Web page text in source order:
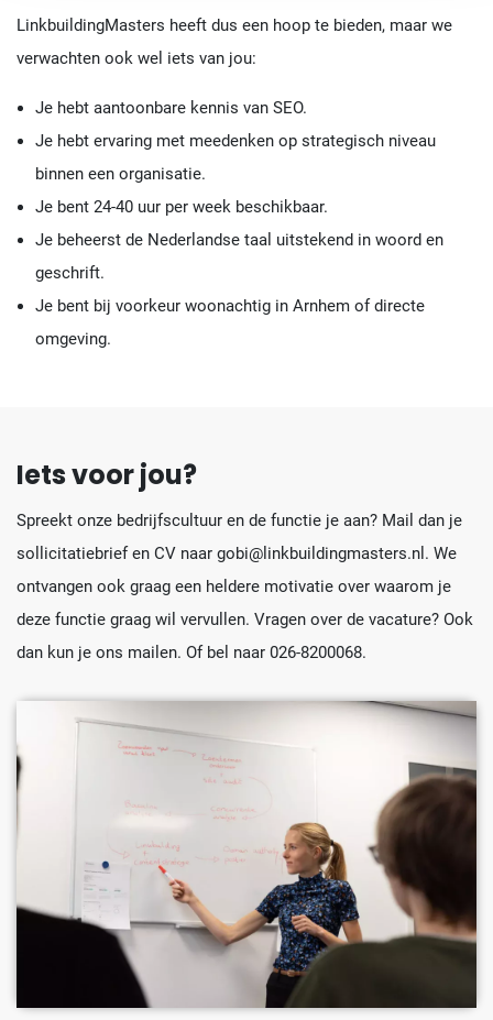
LinkbuildingMasters heeft dus een hoop te bieden, maar we
verwachten ook wel iets van jou:
Je hebt aantoonbare kennis van SEO.
Je hebt ervaring met meedenken op strategisch niveau
binnen een organisatie.
Je bent 24-40 uur per week beschikbaar.
Je beheerst de Nederlandse taal uitstekend in woord en
geschrift.
Je bent bij voorkeur woonachtig in Arnhem of directe
omgeving.
Iets voor jou?
Spreekt onze bedrijfscultuur en de functie je aan? Mail dan je
sollicitatiebrief en CV naar gobi@linkbuildingmasters.nl. We
ontvangen ook graag een heldere motivatie over waarom je
deze functie graag wil vervullen. Vragen over de vacature? Ook
dan kun je ons mailen. Of bel naar 026-8200068.